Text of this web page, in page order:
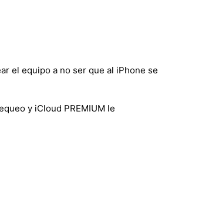
el equipo a no ser que al iPhone se
y iCloud PREMIUM le